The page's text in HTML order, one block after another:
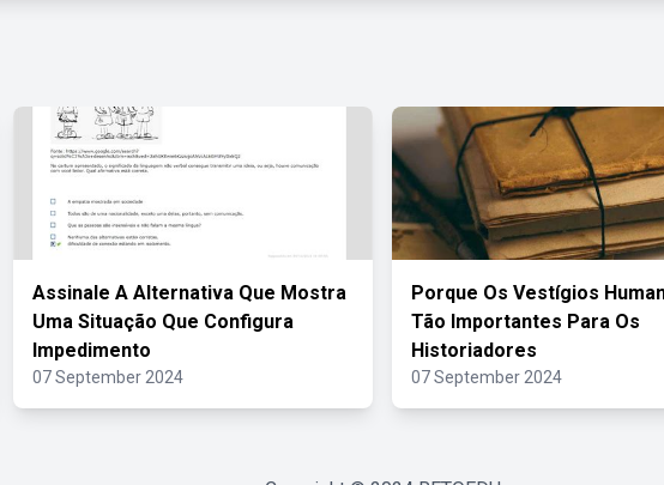
Assinale A Alternativa Que Mostra
Uma Situação Que Configura
Impedimento
07 September 2024
Porque Os Vestígios
Tão Importantes Para Os
Historiadores
07 September 2024